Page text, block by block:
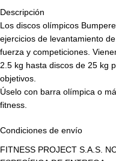
Descripción
Los discos olímpicos
ejercicios de levantamiento
fuerza y competiciones.
2.5 kg hasta discos de 25 kg
objetivos.
Úselo con barra olímpica o
fitness.
Condiciones de envío
FITNESS PROJECT S.A.S.